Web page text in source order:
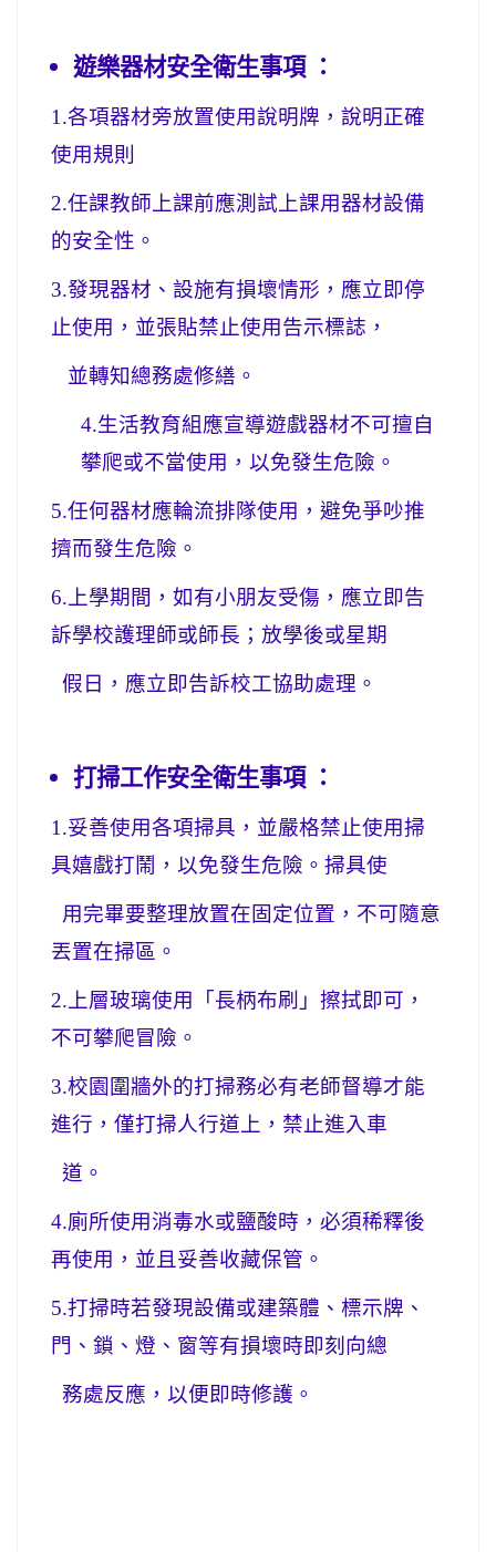
遊樂器材安全衛生事項 ：
1.各項器材旁放置使用說明牌，說明正確
使用規則
2.任課教師上課前應測試上課用器材設備
的安全性。
3.發現器材、設施有損壞情形，應立即停
止使用，並張貼禁止使用告示標誌，
並轉知總務處修繕。
4.生活教育組應宣導遊戲器材不可擅自
攀爬或不當使用，以免發生危險。
5.任何器材應輪流排隊使用，避免爭吵推
擠而發生危險。
6. 上學期間，如有小朋友受傷，應立即告
訴學校護理師或師長；放學後或星期
假日，應立即告訴校工協助處理。
打掃工作安全衛生事項 ：
1.妥善使用各項掃具，並嚴格禁止使用掃
具嬉戲打鬧，以免發生危險。掃具使
用完畢要整理放置在固定位置，不可隨意
丟置在掃區。
2. 上層玻璃使用「長柄布刷」擦拭即可，
不可攀爬冒險。
3.校園圍牆外的打掃務必有老師督導才能
進行，僅打掃人行道上，禁止進入車
道。
4.廁所使用消毒水或鹽酸時，必須稀釋後
再使用，並且妥善收藏保管。
5.打掃時若發現設備或建築體、標示牌、
門、鎖、燈、窗等有損壞時即刻向總
務處反應，以便即時修護。